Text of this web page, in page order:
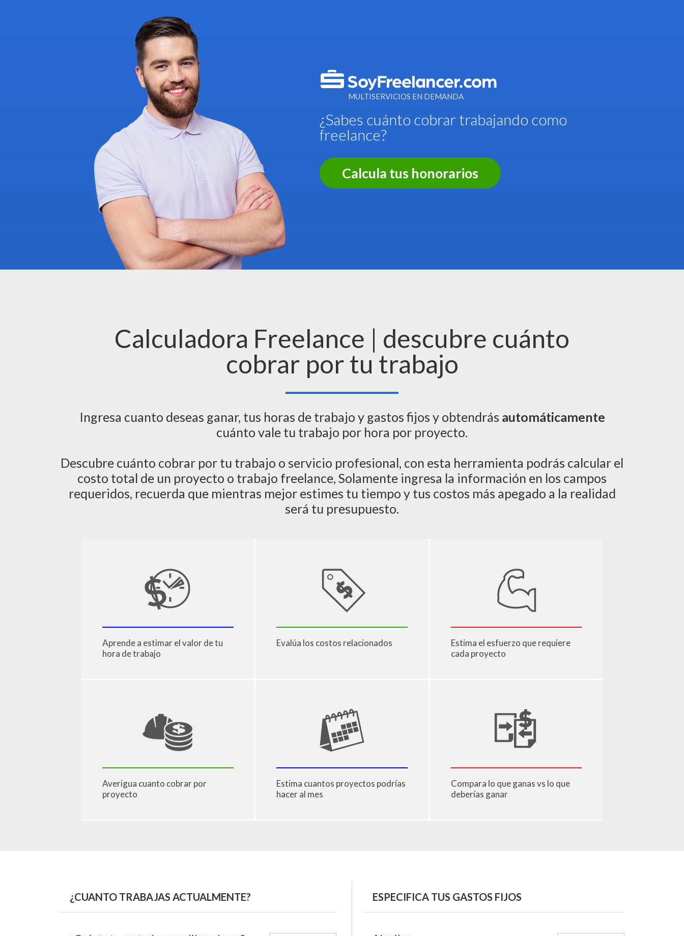
MULTISERVICIOS EN DEMANDA
¿Sabes cuánto cobrar trabajando como
freelance?
Calcula tus honorarios
Calculadora Freelance | descubre cuánto
cobrar por tu trabajo
Ingresa cuanto deseas ganar, tus horas de trabajo y gastos fijos y obtendrás automáticamente
cuánto vale tu trabajo por hora por proyecto.
Descubre cuánto cobrar por tu trabajo o servicio profesional, con esta herramienta podrás calcular el
costo total de un proyecto o trabajo freelance, Solamente ingresa la información en los campos
requeridos, recuerda que mientras mejor estimes tu tiempo y tus costos más apegado a la realidad
será tu presupuesto.
Aprende a estimar el valor de tu
hora de trabajo
Evalúa los costos relacionados
Estima el esfuerzo que requiere
cada proyecto
Averigua cuanto cobrar por
proyecto
Estima cuantos proyectos podrías
hacer al mes
Compara lo que ganas vs lo que
deberías ganar
¿CUANTO TRABAJAS ACTUALMENTE? ESPECIFICA TUS GASTOS FIJOS